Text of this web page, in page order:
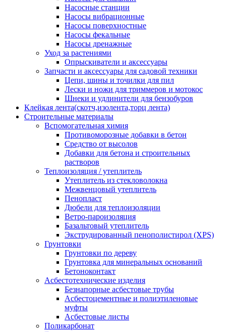
Насосные станции
Насосы вибрационные
Насосы поверхностные
Насосы фекальные
Насосы дренажные
Уход за растениями
Опрыскиватели и аксессуары
Запчасти и аксессуары для садовой техники
Цепи, шины и точилки для пил
Лески и ножи для триммеров и мотокос
Шнеки и удлинители для бензобуров
Клейкая лента(скотч,изолента,торц лента)
Строительные материалы
Вспомогательная химия
Противоморозные добавки в бетон
Средство от высолов
Добавки для бетона и строительных
растворов
Теплоизоляция / утеплитель
Утеплитель из стекловолокна
Межвенцовый утеплитель
Пенопласт
Дюбели для теплоизоляции
Ветро-пароизоляция
Базальтовый утеплитель
Экструдированный пенополистирол (XPS)
Грунтовки
Грунтовки по дереву
Грунтовка для минеральных оснований
Бетоноконтакт
Асбестотехнические изделия
Безнапорные асбестовые трубы
Асбестоцементные и полиэтиленовые
муфты
Асбестовые листы
Поликарбонат